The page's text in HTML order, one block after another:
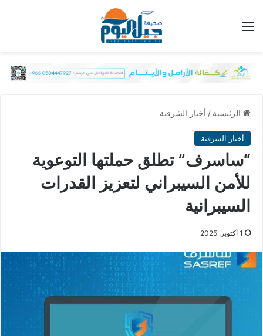
الرئيسية / أخبار الشرقية
أخبار الشرقية
“ساسرف” تطلق حملتها التوعوية
للأمن السيبراني لتعزيز القدرات
السيبرانية
1 أكتوبر, 2025